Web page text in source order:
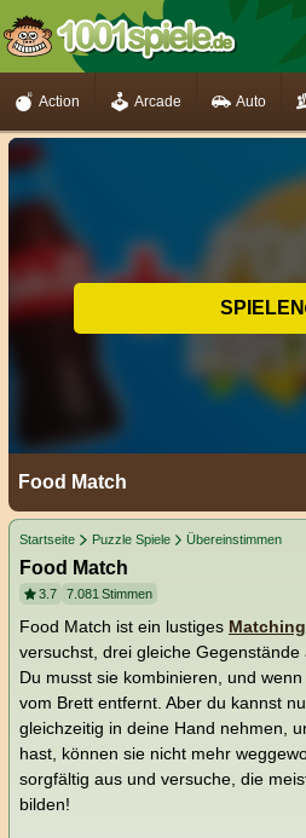
Action Arcade Auto
SPIELEN
Food Match
Startseite Puzzle Spiele Übereinstimmen
Food Match
3.7 7.081Stimmen
Food Match ist ein lustiges
versuchst, drei gleiche
Du musst sie kombinieren, und
vom Brett entfernt. Aber du kannst
gleichzeitig in deine Hand nehmen,
hast, können sie nicht mehr
sorgfältig aus und versuche, die
bilden!